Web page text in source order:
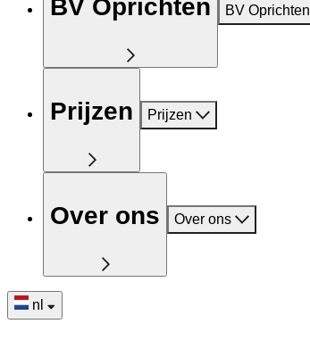
BV Oprichten BV Oprichten
Prijzen Prijzen
Over ons Over ons
nl